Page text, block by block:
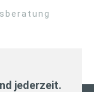
jederzeit.